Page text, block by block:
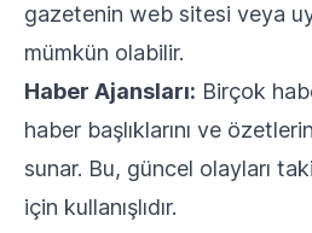
gazetenin web sitesi veya
mümkün olabilir.
Haber Ajansları: Birçok
haber başlıklarını ve
sunar. Bu, güncel olayları
için kullanışlıdır.